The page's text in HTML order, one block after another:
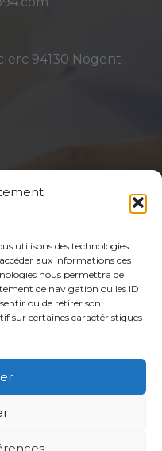
utilisons des technologies
aux informations des
nous permettra de
de navigation ou les ID
ou de retirer son
sur certaines caractéristiques
94130 Nogent-
de la CPTS